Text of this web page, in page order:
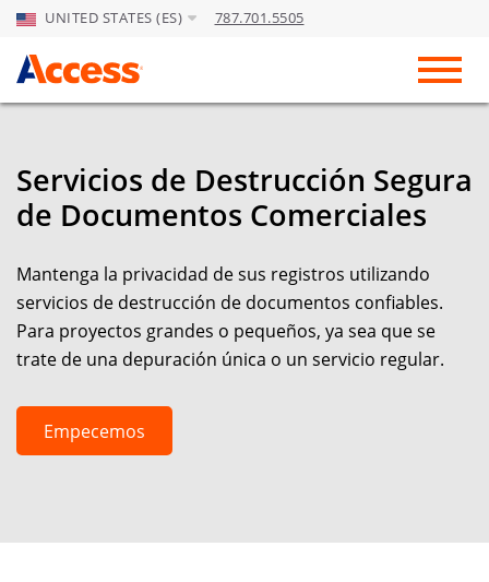
Skip to Main Content
UNITED STATES (ES) 787.701.5505
Servicios de Destrucción Segura
de Documentos Comerciales
Mantenga la privacidad de sus registros utilizando
servicios de destrucción de documentos confiables.
Para proyectos grandes o pequeños, ya sea que se
trate de una depuración única o un servicio regular.
Empecemos